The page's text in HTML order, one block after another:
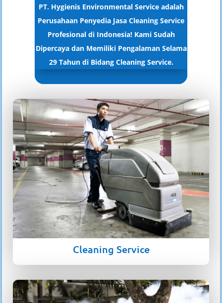
PT. Hygienis Environmental Service adalah
Perusahaan Penyedia Jasa Cleaning Service
Profesional di Indonesia! Kami Sudah
Dipercaya dan Memiliki Pengalaman Selama
29 Tahun di Bidang Cleaning Service.
Cleaning Service